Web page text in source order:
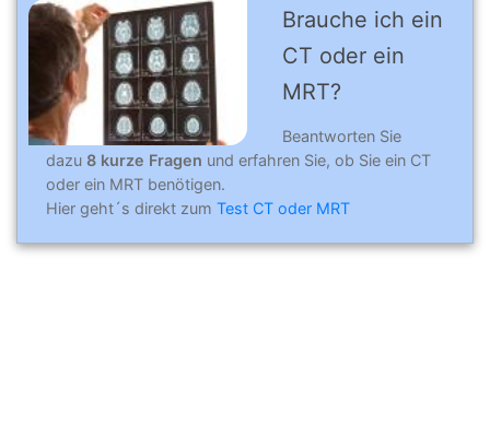
Brauche ich ein
CT oder ein
MRT?
Beantworten Sie
dazu 8 kurze Fragen und erfahren Sie, ob Sie ein CT
oder ein MRT benötigen.
Hier geht´s direkt zum Test CT oder MRT